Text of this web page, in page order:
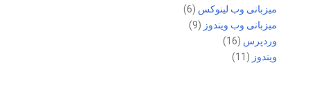
میزبانی وب لینوکس (6)
میزبانی وب ویندوز (9)
وردپرس (16)
ویندوز (11)